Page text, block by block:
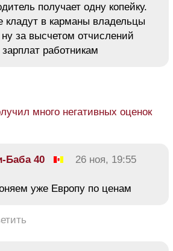
получает одну копейку.
кладут в карманы владельцы
ну за высчетом отчислений
работникам
много негативных оценок
Баба 40
26 ноя, 19:55
уже Европу по ценам